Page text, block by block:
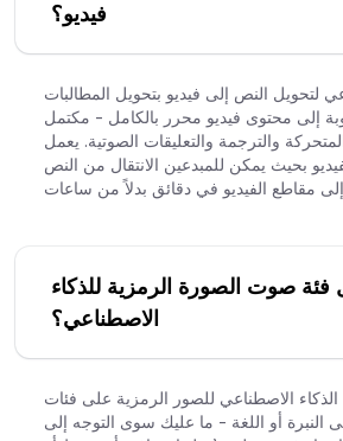
فيديو؟
لتحويل النص إلى فيديو بتحويل المطالبات
إلى محتوى فيديو محرر بالكامل - مكتمل
والترجمة والتعليقات الصوتية. يعمل
بحيث يمكن للمبدعين الانتقال من النص
فئة صوت الصورة الرمزية للذكاء
الاصطناعي؟
الاصطناعي للصور الرمزية على فئات
النبرة أو اللغة - ما عليك سوى التوجه إلى